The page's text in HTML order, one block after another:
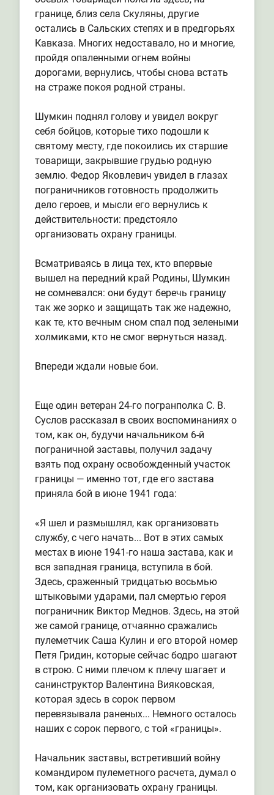
границе, близ села Скуляны, другие
остались в Сальских степях и в предгорьях
Кавказа. Многих недоставало, но и многие,
пройдя опаленными огнем войны
дорогами, вернулись, чтобы снова встать
на страже покоя родной страны.
Шумкин поднял голову и увидел вокруг
себя бойцов, которые тихо подошли к
святому месту, где покоились их старшие
товарищи, закрывшие грудью родную
землю. Федор Яковлевич увидел в глазах
пограничников готовность продолжить
дело героев, и мысли его вернулись к
действительности: предстояло
организовать охрану границы.
Всматриваясь в лица тех, кто впервые
вышел на передний край Родины, Шумкин
не сомневался: они будут беречь границу
так же зорко и защищать так же надежно,
как те, кто вечным сном спал под зелеными
холмиками, кто не смог вернуться назад.
Впереди ждали новые бои.
Еще один ветеран 24-го погранполка С. В.
Суслов рассказал в своих воспоминаниях о
том, как он, будучи начальником 6-й
пограничной заставы, получил задачу
взять под охрану освобожденный участок
границы — именно тот, где его застава
приняла бой в июне 1941 года:
«Я шел и размышлял, как организовать
службу, с чего начать... Вот в этих самых
местах в июне 1941-го наша застава, как и
вся западная граница, вступила в бой.
Здесь, сраженный тридцатью восьмью
штыковыми ударами, пал смертью героя
пограничник Виктор Меднов. Здесь, на этой
же самой границе, отчаянно сражались
пулеметчик Саша Кулин и его второй номер
Петя Гридин, которые сейчас бодро шагают
в строю. С ними плечом к плечу шагает и
санинструктор Валентина Вияковская,
которая здесь в сорок первом
перевязывала раненых... Немного осталось
наших с сорок первого, с той «границы».
Начальник заставы, встретивший войну
командиром пулеметного расчета, думал о
том, как организовать охрану границы.